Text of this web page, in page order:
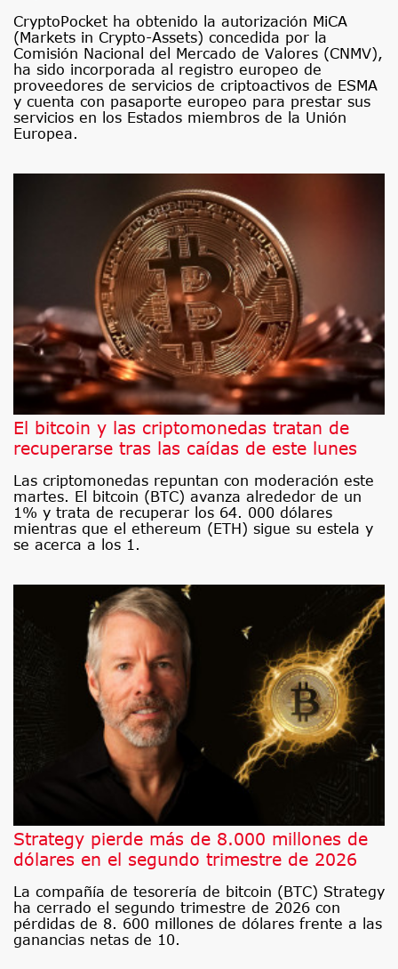
CryptoPocket ha obtenido la autorización MiCA
(Markets in Crypto-Assets) concedida por la
Comisión Nacional del Mercado de Valores (CNMV),
ha sido incorporada al registro europeo de
proveedores de servicios de criptoactivos de ESMA
y cuenta con pasaporte europeo para prestar sus
servicios en los Estados miembros de la Unión
Europea.
El bitcoin y las criptomonedas tratan de
recuperarse tras las caídas de este lunes
Las criptomonedas repuntan con moderación este
martes. El bitcoin (BTC) avanza alrededor de un
1% y trata de recuperar los 64. 000 dólares
mientras que el ethereum (ETH) sigue su estela y
se acerca a los 1.
Strategy pierde más de 8.000 millones de
dólares en el segundo trimestre de 2026
La compañía de tesorería de bitcoin (BTC) Strategy
ha cerrado el segundo trimestre de 2026 con
pérdidas de 8. 600 millones de dólares frente a las
ganancias netas de 10.